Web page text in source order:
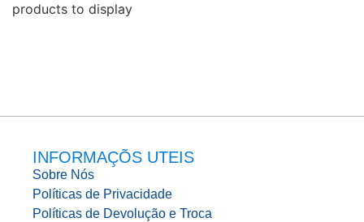
products to display
INFORMAÇÕS UTEIS
Sobre Nós
Políticas de Privacidade
Políticas de Devolução e Troca